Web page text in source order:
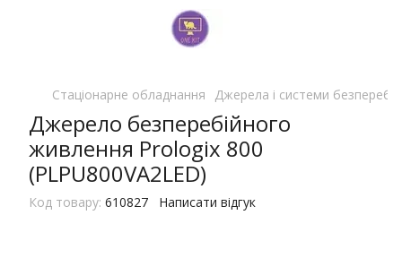
Стаціонарне обладнання Джерела і системи
Джерело безперебійного
живлення Prologix 800
(PLPU800VA2LED)
Код товару: 610827 Написати відгук